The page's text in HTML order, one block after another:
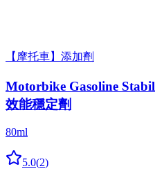
【摩托車】添加劑
Motorbike Gasoline
效能穩定劑
80ml
5.0(2)